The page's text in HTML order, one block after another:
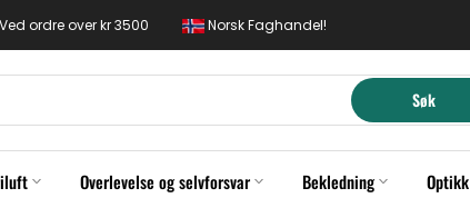
Ved ordre over kr 3500 Norsk Faghandel!
Søk
Overlevelse og selvforsvar Bekledning Optikk